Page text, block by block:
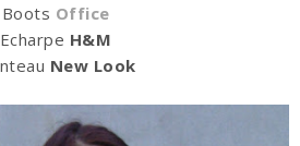
Boots Office
Echarpe H&M
New Look